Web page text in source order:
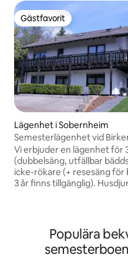
Gästfavorit
Gästfavorit
Lägenhet i Sobernheim
Semesterlägenhet vid
Vi erbjuder en lägenhet för
(dubbelsäng, utfällbar
icke-rökare (+ resesäng för
3 år finns tillgänglig). Husdjur är
Turistskatten på 2 euro per
dag ska betalas kontant på
säkerhetsskäl finns en
Populära